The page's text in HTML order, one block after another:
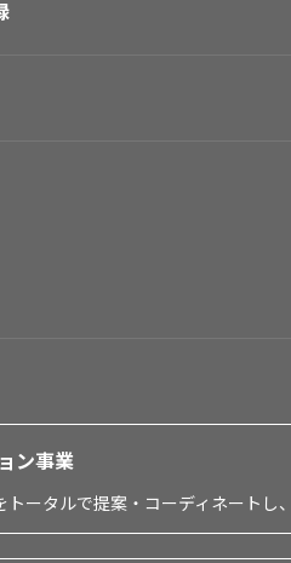
ン事業
トータルで提案・コーディネート